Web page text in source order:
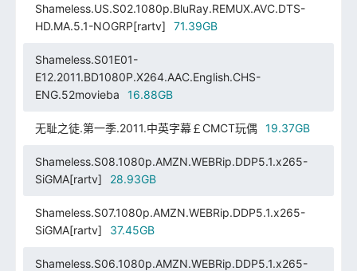
Shameless.US.S02.1080p.BluRay.REMUX.AVC.DTS-
HD.MA.5.1-NOGRP[rartv]
71.39GB
Shameless.S01E01-
E12.2011.BD1080P.X264.AAC.English.CHS-
ENG.52movieba
16.88GB
无耻之徒.第一季.2011.中英字幕￡CMCT玩偶 19.37GB
Shameless.S08.1080p.AMZN.WEBRip.DDP5.1.x265-
SiGMA[rartv]
28.93GB
Shameless.S07.1080p.AMZN.WEBRip.DDP5.1.x265-
SiGMA[rartv]
37.45GB
Shameless.S06.1080p.AMZN.WEBRip.DDP5.1.x265-